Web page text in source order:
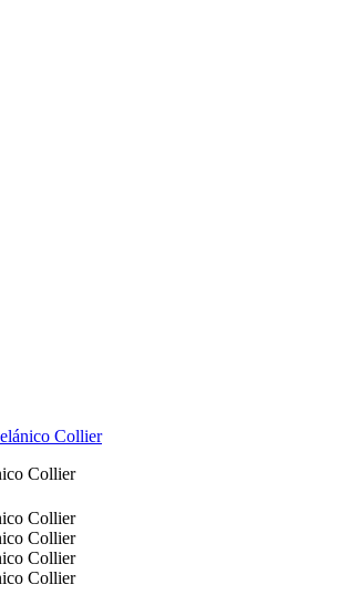
Collier